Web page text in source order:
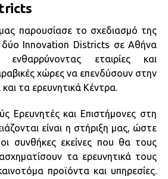
παρουσίασε το σχεδιασμό της
δύο Innovation Districts σε Αθήνα
ενθαρρύνοντας εταιρίες και
χώρες να επενδύσουν στην
και τα ερευνητικά Κέντρα.
Ερευνητές και Επιστήμονες στη
είναι η στήριξη μας, ώστε
συνθήκες εκείνες που θα τους
τα ερευνητικά τους
προϊόντα και υπηρεσίες.